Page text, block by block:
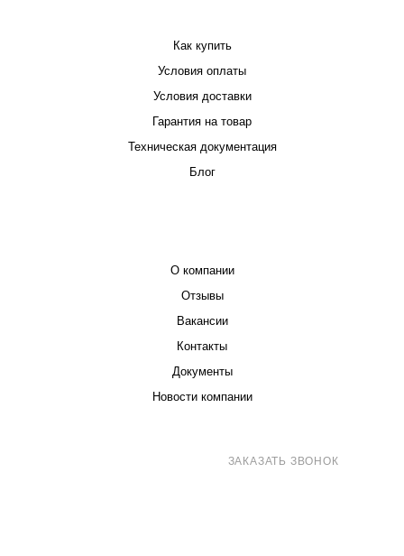
Как купить
Условия оплаты
Условия доставки
Гарантия на товар
Техническая документация
Блог
О компании
Отзывы
Вакансии
Контакты
Документы
Новости компании
ЗАКАЗАТЬ ЗВОНОК